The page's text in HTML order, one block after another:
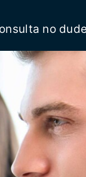
no